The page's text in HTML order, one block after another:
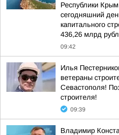
Республики
сегодняшний
капитального
436,26 млрд
09:42
Илья
ветераны
Севастополя!
строителя!
09:39
Владимир